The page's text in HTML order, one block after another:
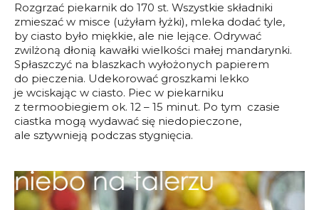
Rozgrzać piekarnik do 170 st. Wszystkie składniki
zmieszać w misce (użyłam łyżki), mleka dodać tyle,
by ciasto było miękkie, ale nie lejące. Odrywać
zwilżoną dłonią kawałki wielkości małej mandarynki.
Spłaszczyć na blaszkach wyłożonych papierem
do pieczenia. Udekorować groszkami lekko
je wciskając w ciasto. Piec w piekarniku
z termoobiegiem ok. 12 – 15 minut. Po tym czasie
ciastka mogą wydawać się niedopieczone,
ale sztywnieją podczas stygnięcia.